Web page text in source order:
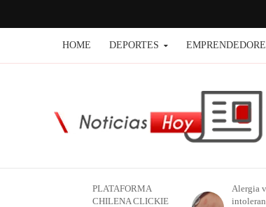
HOME DEPORTES
PLATAFORMA
CHILENA CLICKIE
Alergia